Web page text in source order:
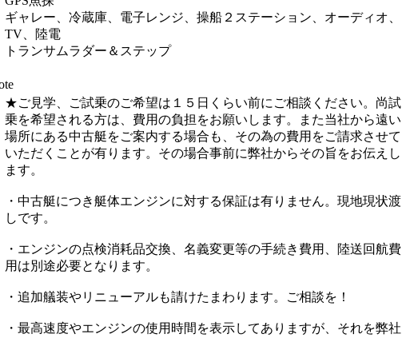
ギャレー、冷蔵庫、電子レンジ、操船２ステーション、オーディオ、
TV、陸電
トランサムラダー＆ステップ
★ご見学、ご試乗のご希望は１５日くらい前にご相談ください。尚試
乗を希望される方は、費用の負担をお願いします。また当社から遠い
場所にある中古艇をご案内する場合も、その為の費用をご請求させて
いただくことが有ります。その場合事前に弊社からその旨をお伝えし
ます。
・中古艇につき艇体エンジンに対する保証は有りません。現地現状渡
しです。
・エンジンの点検消耗品交換、名義変更等の手続き費用、陸送回航費
用は別途必要となります。
・追加艤装やリニューアルも請けたまわります。ご相談を！
・最高速度やエンジンの使用時間を表示してありますが、それを弊社